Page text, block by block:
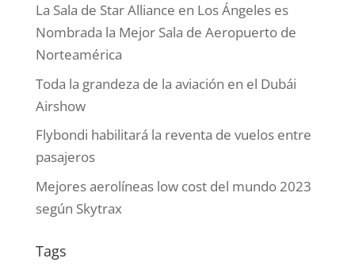
La Sala de Star Alliance en Los Ángeles es
Nombrada la Mejor Sala de Aeropuerto de
Norteamérica
Toda la grandeza de la aviación en el Dubái
Airshow
Flybondi habilitará la reventa de vuelos entre
pasajeros
Mejores aerolíneas low cost del mundo 2023
según Skytrax
Tags